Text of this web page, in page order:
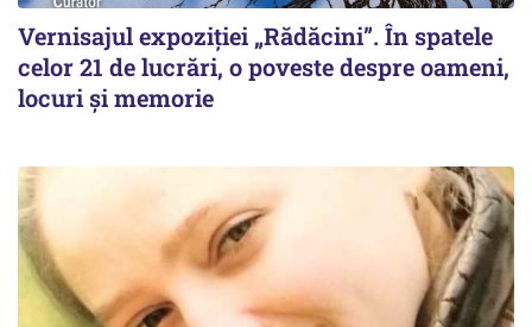
Vernisajul expoziției „Rădăcini”. În spatele
celor 21 de lucrări, o poveste despre oameni,
locuri și memorie